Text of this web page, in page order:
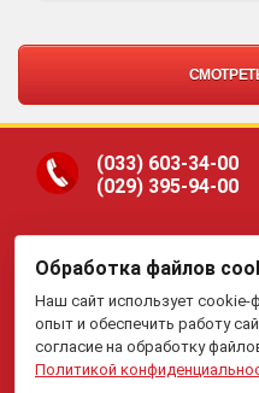
(033) 603-34-00
(029) 395-94-00
Платонова, 22-204. В
Регистрация №191081534,
Рассмотрение обращений
70-00,(033)603-34-00,
my.meb@yandex.ru.
Обработка файлов
Наш сайт использует
опыт и обеспечить работу
согласие на обработку
Политикой